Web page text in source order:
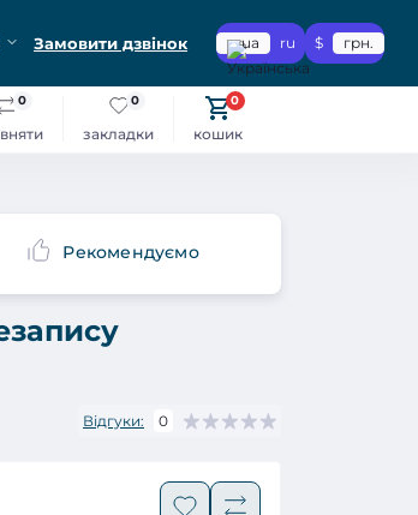
Замовити дзвінок ua ru $ грн.
0
закладки
0
кошик
0
Рекомендуємо
Відгуки: 0